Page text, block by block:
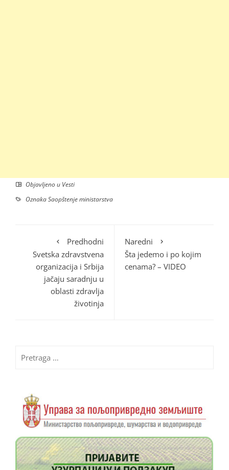
Objavljeno u Vesti
OznakaSaopštenje ministarstva
Predhodni
Svetska zdravstvena
organizacija i Srbija
jačaju saradnju u
oblasti zdravlja
životinja
Naredni
Šta jedemo i po kojim
cenama? – VIDEO
za: